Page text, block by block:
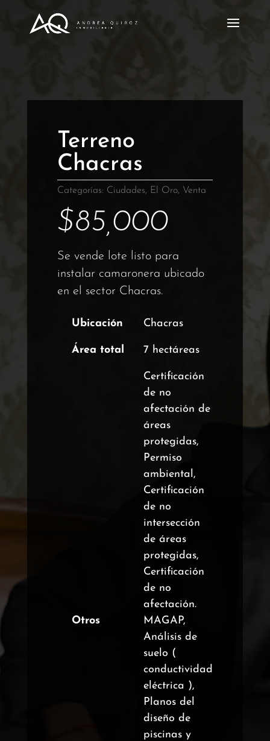
Terreno
Chacras
Categorías: Ciudades, El Oro, Venta
$85,000
Se vende lote listo para
instalar camaronera ubicado
en el sector Chacras.
Ubicación Chacras
Área total 7 hectáreas
Otros
Certificación
de no
afectación de
áreas
protegidas,
Permiso
ambiental,
Certificación
de no
intersección
de áreas
protegidas,
Certificación
de no
afectación.
MAGAP,
Análisis de
suelo (
conductividad
eléctrica ),
Planos del
diseño de
piscinas y